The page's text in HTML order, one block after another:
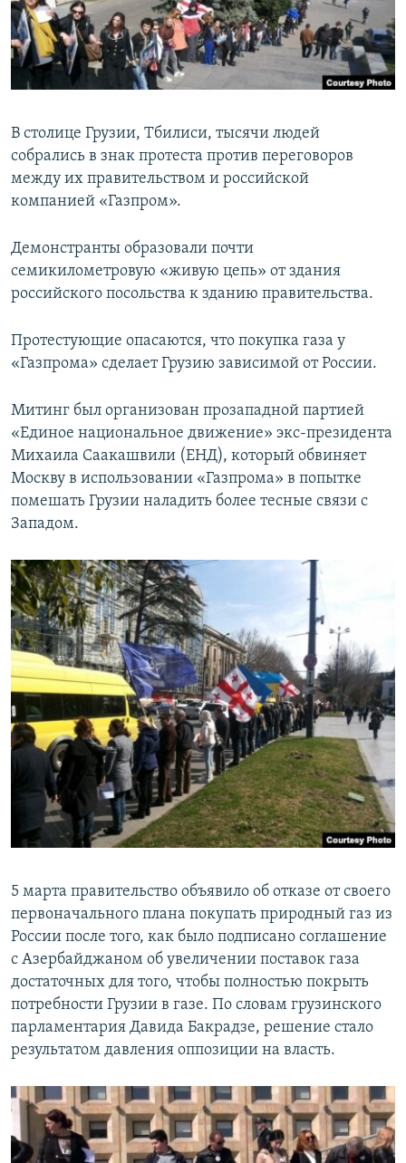
ПОБЕДИТЕЛЕЙ НЕ СУДЯТ?
КРЫМ.НЕПОКОРЕННЫЙ
ПРИСОЕДИНЯЙТЕСЬ!
Все сайты RFE/RL
В столице Грузии, Тбилиси, тысячи людей
собрались в знак протеста против переговоров
между их правительством и российской
компанией «Газпром».
Демонстранты образовали почти
семикилометровую «живую цепь» от здания
российского посольства к зданию правительства.
Протестующие опасаются, что покупка газа у
«Газпрома» сделает Грузию зависимой от России.
Митинг был организован прозападной партией
«Единое национальное движение» экс-президента
Михаила Саакашвили (ЕНД), который обвиняет
Москву в использовании «Газпрома» в попытке
помешать Грузии наладить более тесные связи с
Западом.
5 марта правительство объявило об отказе от своего
первоначального плана покупать природный газ из
России после того, как было подписано соглашение
с Азербайджаном об увеличении поставок газа
достаточных для того, чтобы полностью покрыть
потребности Грузии в газе. По словам грузинского
парламентария Давида Бакрадзе, решение стало
результатом давления оппозиции на власть.